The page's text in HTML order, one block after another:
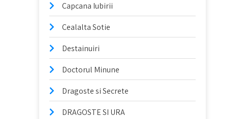
Capcana Iubirii
Cealalta Sotie
Destainuiri
Doctorul Minune
Dragoste si Secrete
DRAGOSTE SI URA